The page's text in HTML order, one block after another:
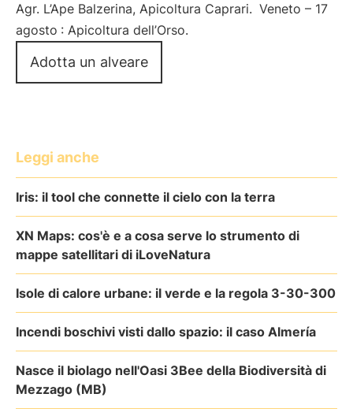
Agr. L’Ape Balzerina, Apicoltura Caprari. Veneto – 17
agosto : Apicoltura dell’Orso.
Adotta un alveare
Leggi anche
Iris: il tool che connette il cielo con la terra
XN Maps: cos'è e a cosa serve lo strumento di
mappe satellitari di iLoveNatura
Isole di calore urbane: il verde e la regola 3-30-300
Incendi boschivi visti dallo spazio: il caso Almería
Nasce il biolago nell'Oasi 3Bee della Biodiversità di
Mezzago (MB)